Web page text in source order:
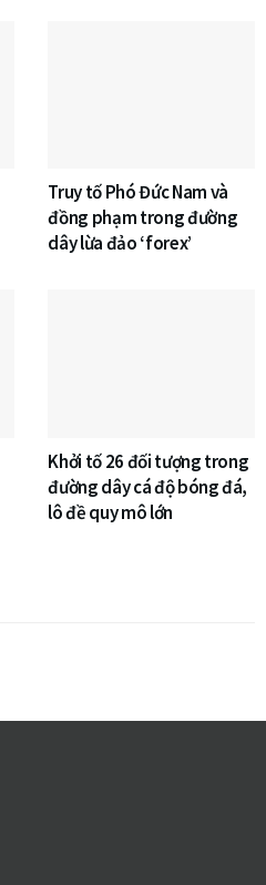
Truy tố Phó Đức Nam và
đồng phạm trong đường
dây lừa đảo ‘forex’
Khởi tố 26 đối tượng trong
đường dây cá độ bóng đá,
lô đề quy mô lớn